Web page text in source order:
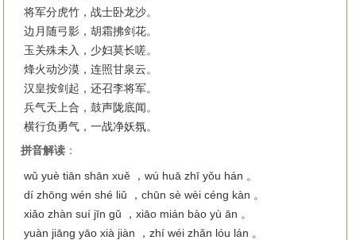
将军分虎竹，战士卧龙沙。
边月随弓影，胡霜拂剑花。
玉关殊未入，少妇莫长嗟。
烽火动沙漠，连照甘泉云。
汉皇按剑起，还召李将军。
兵气天上合，鼓声陇底闻。
横行负勇气，一战净妖氛。
拼音解读 ：
wǔ yuè tiān shān xuě ，wú huā zhī yǒu hán 。
dí zhōng wén shé liǔ ，chūn sè wèi céng kàn 。
xiǎo zhàn suí jīn gǔ ，xiāo mián bào yù ān 。
yuàn jiāng yāo xià jiàn ，zhí wéi zhǎn lóu lán 。